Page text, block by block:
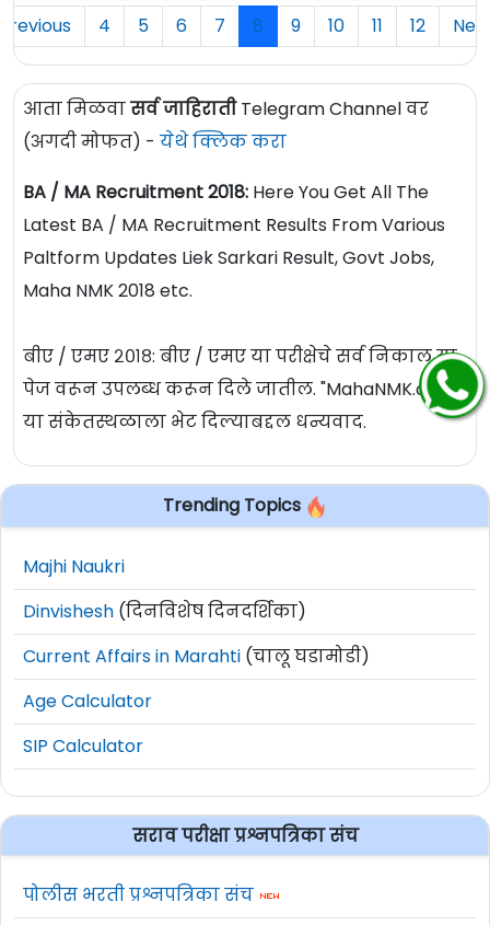
4 5 6 7 8 9 10 11 12
आता मिळवा सर्व जाहिराती Telegram Channel वर
(अगदी मोफत) - येथे क्लिक करा
BA / MA Recruitment 2018: Here You Get All The
Latest BA / MA Recruitment Results From Various
Paltform Updates Liek Sarkari Result, Govt Jobs,
Maha NMK 2018 etc.
बीए / एमए २०१८: बीए / एमए या परीक्षेचे सर्व निकाल या
पेज वरून उपलब्ध करून दिले जातील. "MahaNMK.com"
या संकेतस्थळाला भेट दिल्याबद्दल धन्यवाद.
Trending Topics
Majhi Naukri
Dinvishesh (दिनविशेष दिनदर्शिका)
Current Affairs in Marahti (चालू घडामोडी)
Age Calculator
SIP Calculator
सराव परीक्षा प्रश्नपत्रिका संच
पोलीस भरती प्रश्नपत्रिका संच